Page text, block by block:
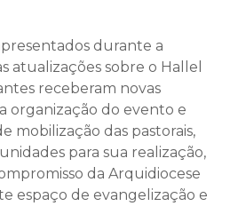
durante a
atualizações sobre o Hallel
receberam novas
organização do evento e
mobilização das pastorais,
para sua realização,
da Arquidiocese
espaço de evangelização e